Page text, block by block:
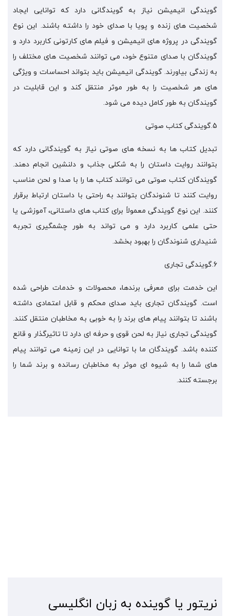
گویندگی انیمیشن نیاز به گویندگانی دارد که توانایی ایجاد
شخصیت های زنده و پویا با صدای خود را داشته باشند. این نوع
گویندگی در پروژه های انیمیشن و فیلم های کارتونی کاربرد دارد و
گویندگان با صدای متنوع خود، می توانند شخصیت های مختلف را
به زندگی بیاورند. گویندگی انیمیشن باید بتواند احساسات و ویژگی
های هر شخصیت را به طور موثر منتقل کند و این قابلیت در
گویندگان به طور کامل دیده می شود.
5.گویندگی کتاب صوتی
تبدیل کتاب ها به نسخه های صوتی نیاز به گویندگانی دارد که
بتوانند روایت داستان را به شکلی جذاب و دلنشین انجام دهند.
گویندگان کتاب صوتی می توانند کتاب ها را با صدا و لحن مناسب
روایت کنند تا شنوندگان بتوانند به راحتی با داستان ارتباط برقرار
کنند. این نوع گویندگی معمولاً برای کتاب های داستانی، آموزشی یا
حتی علمی کاربرد دارد و می تواند به طور چشمگیری تجربه
شنیداری شنوندگان را بهبود بخشد.
6.گویندگی تجاری
این خدمت برای معرفی برندها، محصولات و خدمات طراحی شده
است. گویندگان تجاری باید صدای محکم و قابل اعتمادی داشته
باشند تا بتوانند پیام های برند را به خوبی به مخاطبان منتقل کنند.
گویندگی تجاری نیاز به لحن قوی و حرفه ای دارد تا تاثیرگذار و قانع
کننده باشد. گویندگان ما با توانایی در این زمینه می توانند پیام
های شما را به شیوه ای موثر به مخاطبان رسانده و برند شما را
برجسته کنند.
نریتور یا گوینده به زبان انگلیسی